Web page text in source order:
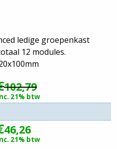
ledige groepenkast
12 modules.
102,79
21% btw
46,26
21% btw